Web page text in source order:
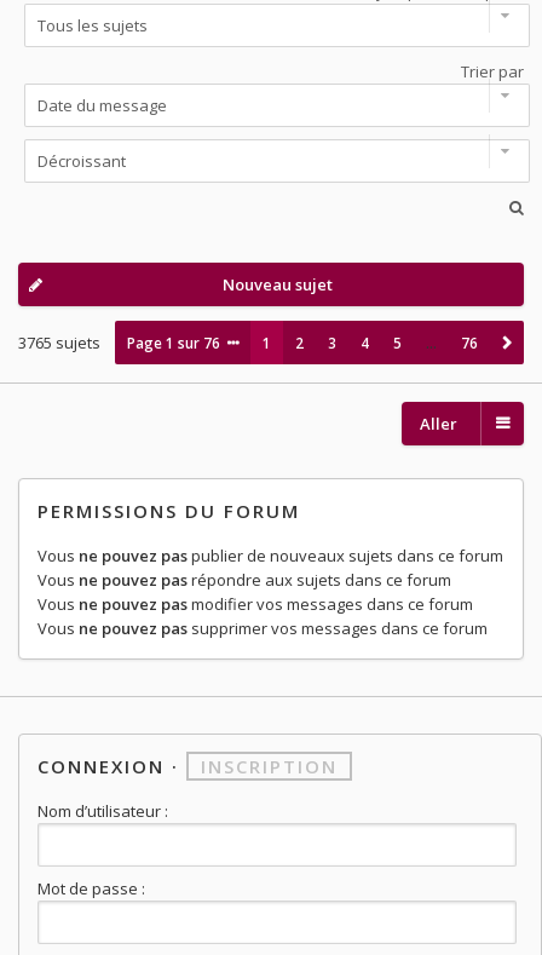
Trier par
Nouveau sujet
3765 sujets Page1 sur 76 1 2 3 4 5 … 76
Aller
PERMISSIONS DU FORUM
Vous ne pouvez paspublier de nouveaux sujets dans ce forum
Vous ne pouvez pasrépondre aux sujets dans ce forum
Vous ne pouvez pasmodifier vos messages dans ce forum
Vous ne pouvez pas supprimer vos messages dans ce forum
CONNEXION · INSCRIPTION
Nom d’utilisateur :
Mot de passe :